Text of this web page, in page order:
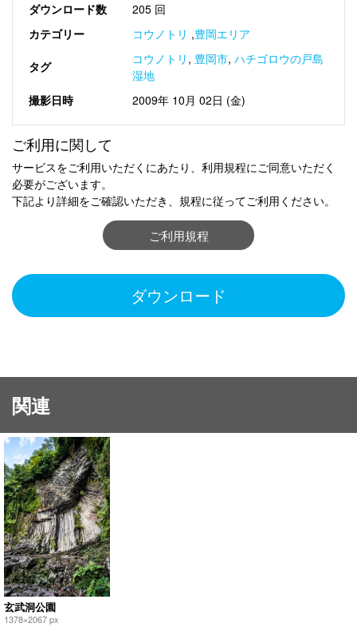
ダウンロード数
205 回
カテゴリー
コウノトリ ,豊岡エリア
タグ コウノトリ , 豊岡市, ハチゴロウの戸島
湿地
撮影日時
2009年 10月 02日 (金)
ご利用に関して
サービスをご利用いただくにあたり、利用規程にご同意いただく
必要がございます。
下記より詳細をご確認いただき、規程に従ってご利用ください。
ご利用規程
ダウンロード
関連
玄武洞公園
1378×2067 px